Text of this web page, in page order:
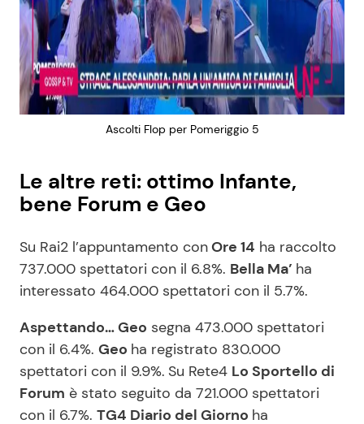
Ascolti Flop per Pomeriggio 5
Le altre reti: ottimo Infante,
bene Forum e Geo
Su Rai2 l’appuntamento conOre 14 ha raccolto
737.000 spettatori con il 6.8%. Bella Ma’ ha
interessato 464.000 spettatori con il 5.7%.
Aspettando… Geo segna 473.000 spettatori
con il 6.4%. Geo ha registrato 830.000
spettatori con il 9.9%. Su Rete4 Lo Sportello di
Forum è stato seguito da 721.000 spettatori
con il 6.7%. TG4 Diario del Giorno ha